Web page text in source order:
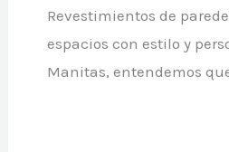
Revestimientos de
espacios con estilo y
Manitas, entendemos